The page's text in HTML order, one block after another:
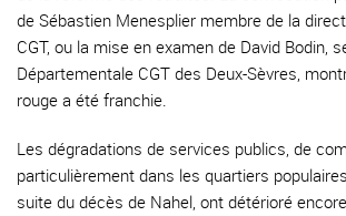
de Sébastien Menesplier membre de la
CGT, ou la mise en examen de David Bodin,
Départementale CGT des Deux-Sèvres,
rouge a été franchie.
Les dégradations de services publics, de
particulièrement dans les quartiers
suite du décès de Nahel, ont détérioré